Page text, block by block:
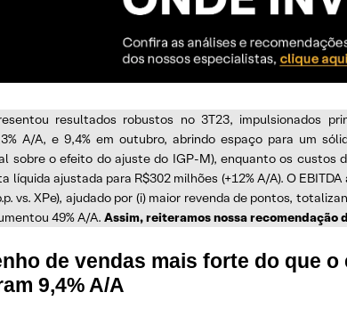
resultados robustos no 3T23, impulsionados
A/A, e 9,4% em outubro, abrindo espaço para um
sobre o efeito do ajuste do IGP-M), enquanto os custos
líquida ajustada para R$302 milhões (+12% A/A). O
vs. XPe), ajudado por (i) maior revenda de pontos,
49% A/A. Assim, reiteramos nossa recomendação
de vendas mais forte do que
9,4% A/A